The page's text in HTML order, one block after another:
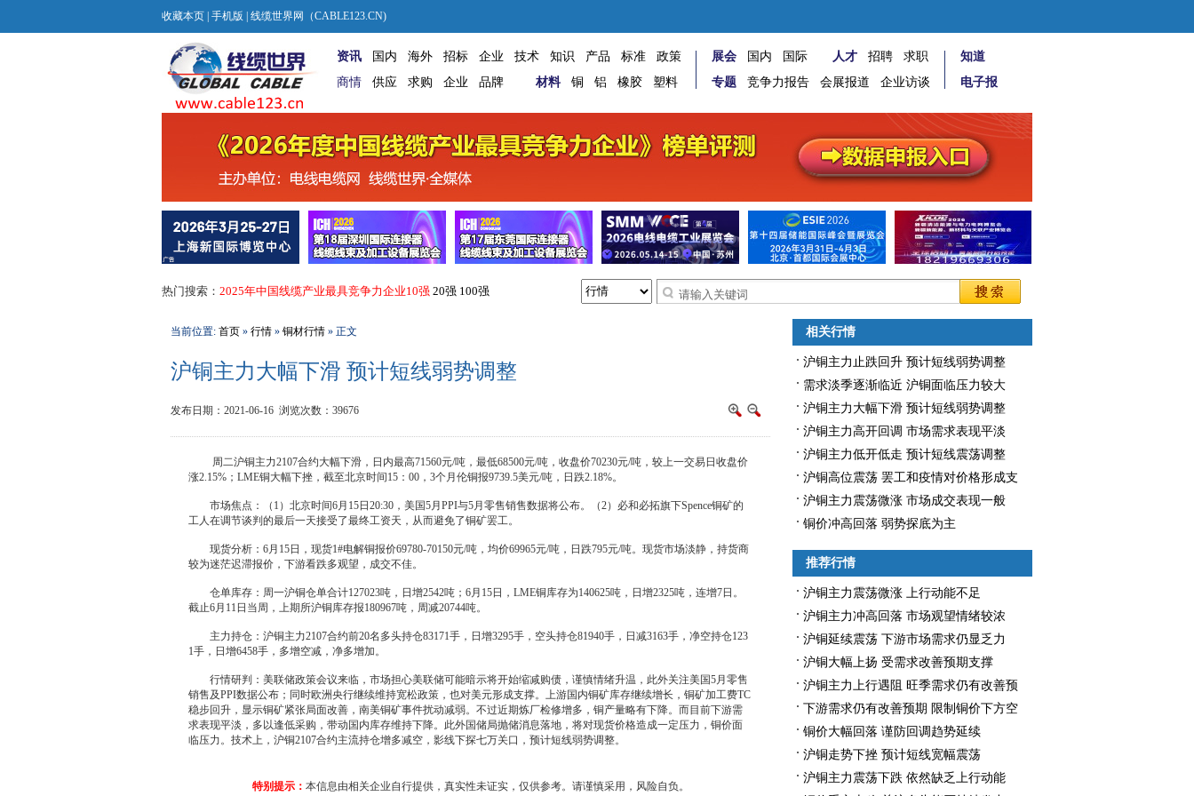
收藏本页 手机版 | 线缆世界网（CABLE123.CN)
资讯 国内 海外 招标 企业 技术 知识 产品 标准
政策
商情
供应 求购 企业 品牌 材料 铜 铝 橡胶 塑料
展会 国内 国际 人才 招聘
求职
专题
竞争力报告 会展报道 企业访谈
知道
电子报
热门搜索： 2025年中国线缆产业最具竞争力企业10强 20强 100强
当前位置: 首页 » 行情 » 铜材行情 » 正文
沪铜主力大幅下滑 预计短线弱势调整
发布日期：2021-06-16 浏览次数： 39676
周二沪铜主力2107合约大幅下滑，日内最高71560元/吨，最低68500元/吨，收盘价70230元/吨，较上一交易日收盘价
涨2.15%；LME铜大幅下挫，截至北京时间15：00，3个月伦铜报9739.5美元/吨，日跌2.18%。
市场焦点：（1）北京时间6月15日20:30，美国5月PPI与5月零售销售数据将公布。（2）必和必拓旗下Spence铜矿的
工人在调节谈判的最后一天接受了最终工资天，从而避免了铜矿罢工。
现货分析：6月15日，现货1#电解铜报价69780-70150元/吨，均价69965元/吨，日跌795元/吨。现货市场淡静，持货商
较为迷茫迟滞报价，下游看跌多观望，成交不佳。
仓单库存：周一沪铜仓单合计127023吨，日增2542吨；6月15日，LME铜库存为140625吨，日增2325吨，连增7日。
截止6月11日当周，上期所沪铜库存报180967吨，周减20744吨。
主力持仓：沪铜主力2107合约前20名多头持仓83171手，日增3295手，空头持仓81940手，日减3163手，净空持仓123
1手，日增6458手，多增空减，净多增加。
行情研判：美联储政策会议来临，市场担心美联储可能暗示将开始缩减购债，谨慎情绪升温，此外关注美国5月零售
销售及PPI数据公布；同时欧洲央行继续维持宽松政策，也对美元形成支撑。上游国内铜矿库存继续增长，铜矿加工费TC
稳步回升，显示铜矿紧张局面改善，南美铜矿事件扰动减弱。不过近期炼厂检修增多，铜产量略有下降。而目前下游需
求表现平淡，多以逢低采购，带动国内库存维持下降。此外国储局抛储消息落地，将对现货价格造成一定压力，铜价面
临压力。技术上，沪铜2107合约主流持仓增多减空，影线下探七万关口，预计短线弱势调整。
特别提示： 本信息由相关企业自行提供，真实性未证实，仅供参考。请谨慎采用，风险自负。
相关行情
沪铜主力止跌回升 预计短线弱势调整
需求淡季逐渐临近 沪铜面临压力较大
沪铜主力大幅下滑 预计短线弱势调整
沪铜主力高开回调 市场需求表现平淡
沪铜主力低开低走 预计短线震荡调整
沪铜高位震荡 罢工和疫情对价格形成支
撑
沪铜主力震荡微涨 市场成交表现一般
铜价冲高回落 弱势探底为主
推荐行情
沪铜主力震荡微涨 上行动能不足
沪铜主力冲高回落 市场观望情绪较浓
沪铜延续震荡 下游市场需求仍显乏力
沪铜大幅上扬 受需求改善预期支撑
沪铜主力上行遇阻 旺季需求仍有改善预
期
下游需求仍有改善预期 限制铜价下方空
间
铜价大幅回落 谨防回调趋势延续
沪铜走势下挫 预计短线宽幅震荡
沪铜主力震荡下跌 依然缺乏上行动能